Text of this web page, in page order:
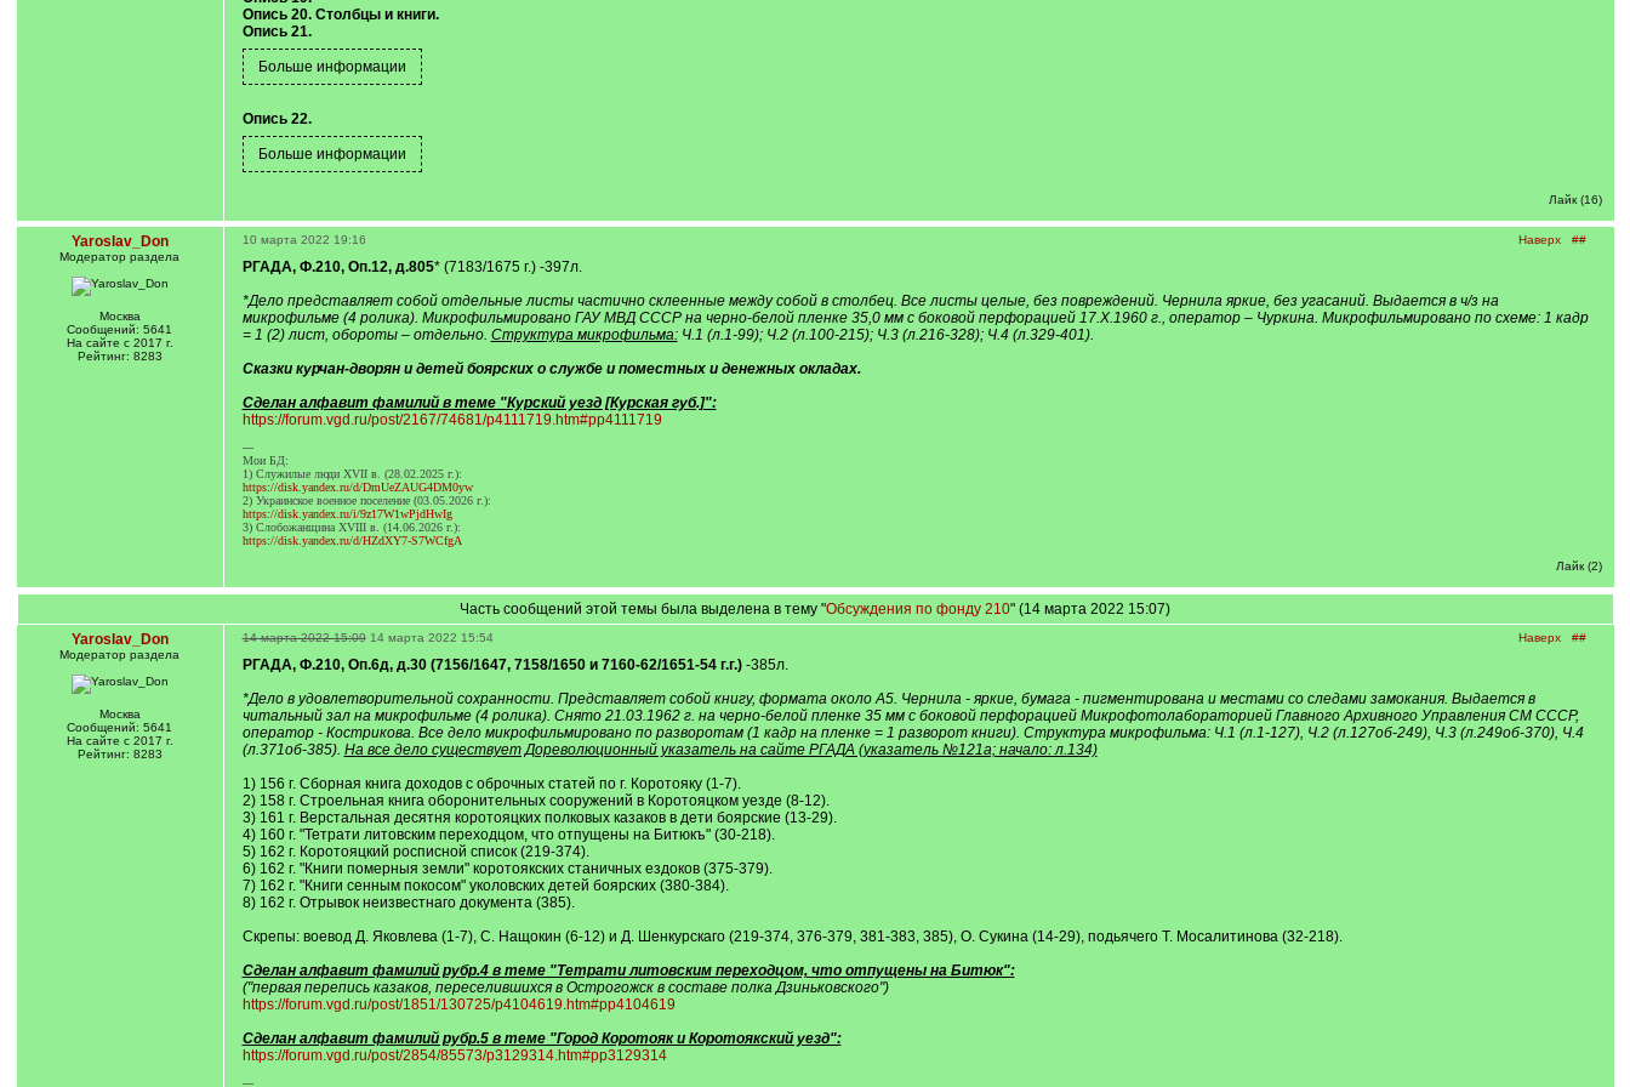
Опись 20. Столбцы и книги.
Опись 21.
Опись 22.
Лайк (16)
Yaroslav_Don
Модератор раздела
Москва
Сообщений: 5641
На сайте с 2017 г.
Рейтинг: 8283
Наверх ##
10 марта 2022 19:16
РГАДА, Ф.210, Оп.12, д.805* (7183/1675 г.) -397л.
*Дело представляет собой отдельные листы частично склеенные между собой в столбец. Все листы целые, без повреждений. Чернила яркие, без угасаний. Выдается в ч/з на
микрофильме (4 ролика). Микрофильмировано ГАУ МВД СССР на черно-белой пленке 35,0 мм с боковой перфорацией 17.X.1960 г., оператор – Чуркина. Микрофильмировано по схеме: 1 кадр
= 1 (2) лист, обороты – отдельно. Структура микрофильма:Ч.1 (л.1-99); Ч.2 (л.100-215); Ч.3 (л.216-328); Ч.4 (л.329-401).
Сказки курчан-дворян и детей боярских о службе и поместных и денежных окладах.
Сделан алфавит фамилий в теме "Курский уезд [Курская губ.]":
https://forum.vgd.ru/post/2167/74681/p4111719.htm#pp4111719
---
Мои БД:
1) Служилые люди XVII в. (28.02.2025 г.):
https://disk.yandex.ru/d/DmUeZAUG4DM0yw
2) Украинское военное поселение (03.05.2026 г.):
https://disk.yandex.ru/i/9z17W1wPjdHwIg
3) Слобожанщина XVIII в. (14.06.2026 г.):
https://disk.yandex.ru/d/HZdXY7-S7WCfgA
Лайк (2)
Часть сообщений этой темы была выделена в тему "Обсуждения по фонду 210" (14 марта 2022 15:07)
Yaroslav_Don
Модератор раздела
Москва
Сообщений: 5641
На сайте с 2017 г.
Рейтинг: 8283
Наверх ##
14 марта 2022 15:09 14 марта 2022 15:54
РГАДА, Ф.210, Оп.6д, д.30 (7156/1647, 7158/1650 и 7160-62/1651-54 г.г.)-385л.
*Дело в удовлетворительной сохранности. Представляет собой книгу, формата около А5. Чернила - яркие, бумага - пигментирована и местами со следами замокания. Выдается в
читальный зал на микрофильме (4 ролика). Снято 21.03.1962 г. на черно-белой пленке 35 мм с боковой перфорацией Микрофотолабораторией Главного Архивного Управления СМ СССР,
оператор - Кострикова. Все дело микрофильмировано по разворотам (1 кадр на пленке = 1 разворот книги). Структура микрофильма: Ч.1 (л.1-127), Ч.2 (л.127об-249), Ч.3 (л.249об-370), Ч.4
(л.371об-385). На все дело существует Дореволюционный указатель на сайте РГАДА (указатель №121а; начало: л.134)
1) 156 г. Сборная книга доходов с оброчных статей по г. Коротояку (1-7).
2) 158 г. Строельная книга оборонительных сооружений в Коротояцком уезде (8-12).
3) 161 г. Верстальная десятня коротояцких полковых казаков в дети боярские (13-29).
4) 160 г. "Тетрати литовским переходцом, что отпущены на Битюкъ" (30-218).
5) 162 г. Коротояцкий росписной список (219-374).
6) 162 г. "Книги померныя земли" коротоякских станичных ездоков (375-379).
7) 162 г. "Книги сенным покосом" уколовских детей боярских (380-384).
8) 162 г. Отрывок неизвестнаго документа (385).
Скрепы: воевод Д. Яковлева (1-7), С. Нащокин (6-12) и Д. Шенкурскаго (219-374, 376-379, 381-383, 385), О. Сукина (14-29), подьячего Т. Мосалитинова (32-218).
Сделан алфавит фамилий рубр.4 в теме "Тетрати литовским переходцом, что отпущены на Битюк":
("первая перепись казаков, переселившихся в Острогожск в составе полка Дзиньковского")
https://forum.vgd.ru/post/1851/130725/p4104619.htm#pp4104619
Сделан алфавит фамилий рубр.5 в теме "Город Коротояк и Коротоякский уезд":
https://forum.vgd.ru/post/2854/85573/p3129314.htm#pp3129314
---